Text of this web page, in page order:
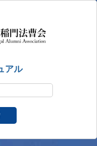
アル